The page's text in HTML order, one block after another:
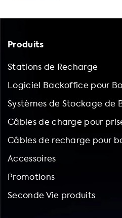
Produits
Stations de Recharge
Logiciel Backoffice pour
Systèmes de Stockage de
Câbles de charge pour
Câbles de recharge pour
Accessoires
Promotions
Seconde Vie produits